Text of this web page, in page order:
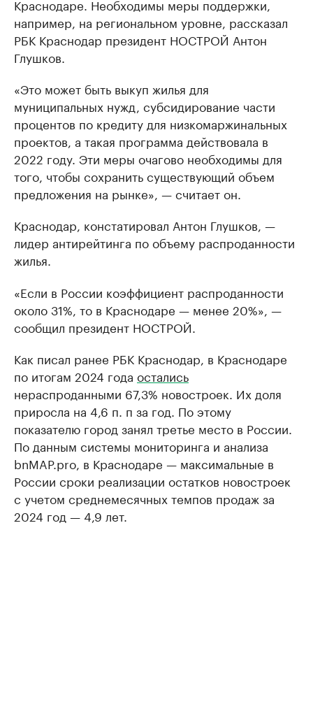
Краснодаре. Необходимы меры поддержки,
например, на региональном уровне, рассказал
РБК Краснодар президент НОСТРОЙ Антон
Глушков.
«Это может быть выкуп жилья для
муниципальных нужд, субсидирование части
процентов по кредиту для низкомаржинальных
проектов, а такая программа действовала в
2022 году. Эти меры очагово необходимы для
того, чтобы сохранить существующий объем
предложения на рынке», — считает он.
Краснодар, констатировал Антон Глушков, —
лидер антирейтинга по объему распроданности
жилья.
«Если в России коэффициент распроданности
около 31%, то в Краснодаре — менее 20%», —
сообщил президент НОСТРОЙ.
Как писал ранее РБК Краснодар, в Краснодаре
по итогам 2024 года остались
нераспроданными 67,3% новостроек. Их доля
приросла на 4,6 п. п за год. По этому
показателю город занял третье место в России.
По данным системы мониторинга и анализа
bnMAP.pro, в Краснодаре — максимальные в
России сроки реализации остатков новостроек
с учетом среднемесячных темпов продаж за
2024 год — 4,9 лет.